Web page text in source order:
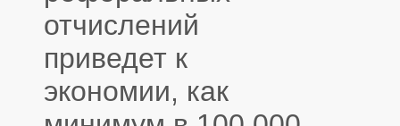
отчислений
приведет к
экономии, как